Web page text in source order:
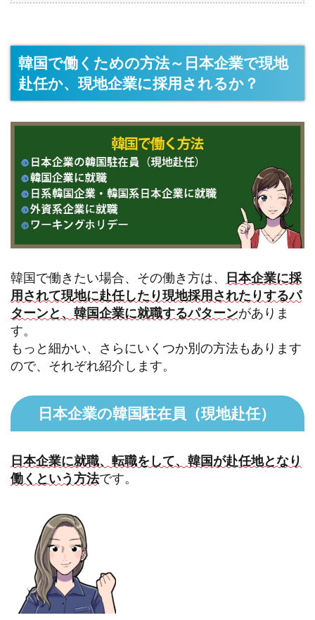
韓国で働くための方法～日本企業で現地
赴任か、現地企業に採用されるか？
韓国で働きたい場合、その働き方は、
日本企業に採
用されて現地に赴任したり現地採用されたりするパ
ターンと、韓国企業に就職するパターンがありま
す。
もっと細かい、さらにいくつか別の方法もあります
ので、それぞれ紹介します。
日本企業の韓国駐在員（現地赴任）
日本企業に就職、転職をして、韓国が赴任地となり
働くという方法です。